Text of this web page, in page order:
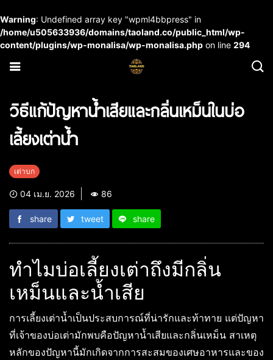
Warning: Undefined array key "wpml4bbpress" in
/home/u505633936/domains/taoland.co/public_html/wp-
content/plugins/wp-monalisa/wp-monalisa.php on line 294
วิธีแก้ปัญหาน้ำเสียและกลิ่นเหม็นในบ่อ
เลี้ยงเต่าน้ำ
เต่าบก
04 เม.ย. 2026 86
share tweet share
ทำไมบ่อเลี้ยงเต่าถึงมีกลิ่น
เหม็นและน้ำเสีย
การเลี้ยงเต่าน้ำเป็นประสบการณ์ที่น่ารักและท้าทาย แต่ปัญหา
ที่เจ้าของบ่อเต่ามักพบคือปัญหาน้ำเสียและกลิ่นเหม็น สาเหตุ
หลักของปัญหานี้มักเกิดจากการสะสมของเศษอาหารและของ